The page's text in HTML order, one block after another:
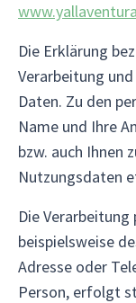
Die Erklärung
Verarbeitung
Daten. Zu den
Name und Ihre
bzw. auch Ihnen
Nutzungsdaten
Die
beispielsweise
Adresse oder
Person, erfolgt